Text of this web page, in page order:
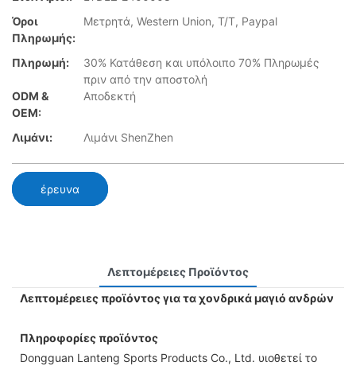
Όροι
Πληρωμής:
Μετρητά, Western Union, T/T, Paypal
Πληρωμή:
30% Κατάθεση και υπόλοιπο 70% Πληρωμές
πριν από την αποστολή
ODM &
OEM:
Αποδεκτή
Λιμάνι: Λιμάνι ShenZhen
έρευνα
Λεπτομέρειες Προϊόντος
Λεπτομέρειες προϊόντος για τα χονδρικά μαγιό ανδρών
Πληροφορίες προϊόντος
Dongguan Lanteng Sports Products Co., Ltd. υιοθετεί το